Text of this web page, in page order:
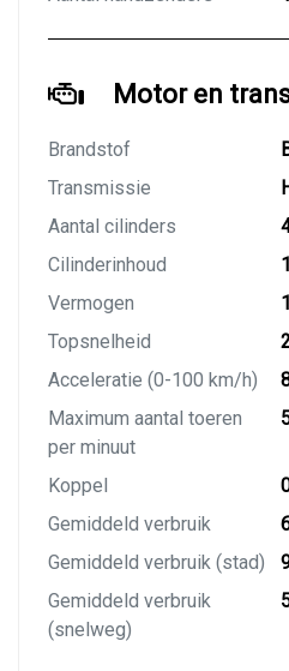
Motor en
Brandstof
Transmissie
Aantal cilinders
Cilinderinhoud
Vermogen
Topsnelheid
Acceleratie (0-100 km/h)
Maximum aantal toeren
per minuut
Koppel
Gemiddeld verbruik
Gemiddeld verbruik (stad)
Gemiddeld verbruik
(snelweg)